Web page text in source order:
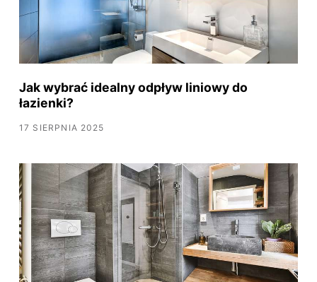
Jak wybrać idealny odpływ liniowy do
łazienki?
17 SIERPNIA 2025